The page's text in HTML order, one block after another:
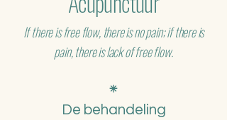
If there is free flow, there is no pain; if there is
pain, there is lack of free flow.
​⁕
De behandeling